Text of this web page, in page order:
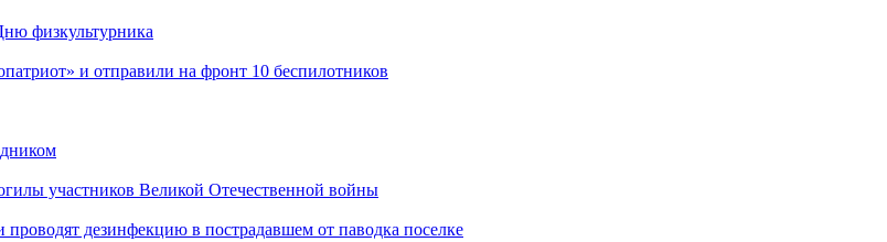
физкультурника
и отправили на фронт 10 беспилотников
участников Великой Отечественной войны
дезинфекцию в пострадавшем от паводка поселке